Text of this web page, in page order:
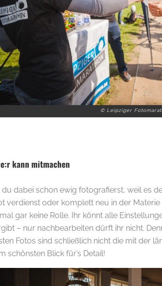
© Leipziger
kann mitmachen
du dabei schon ewig fotografierst, weil es
verdienst oder komplett neu in der
gar keine Rolle. Ihr könnt alle
– nur nachbearbeiten dürft ihr nicht.
Fotos sind schließlich nicht die mit der
schönsten Blick für’s Detail!